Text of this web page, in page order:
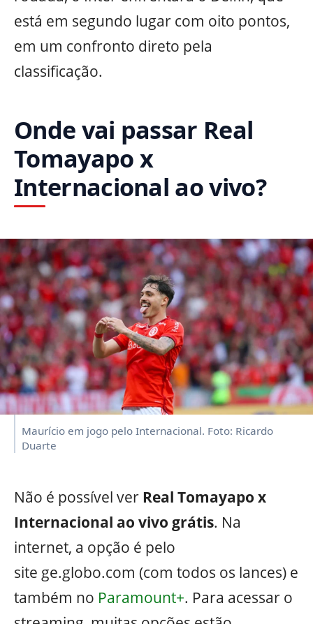
está em segundo lugar com oito pontos,
em um confronto direto pela
classificação.
Onde vai passar Real
Tomayapo x
Internacional ao vivo?
Maurício em jogo pelo Internacional. Foto: Ricardo
Duarte
Não é possível ver Real Tomayapo x
Internacional ao vivo grátis. Na
internet, a opção é pelo
site ge.globo.com (com todos os lances) e
também no Paramount+. Para acessar o